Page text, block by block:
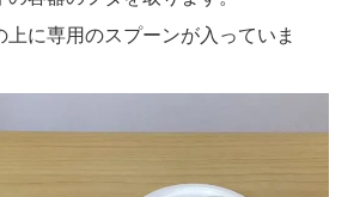
上に専用のスプーンが入っていま